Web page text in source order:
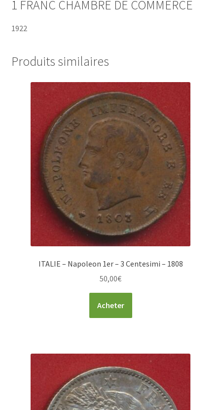
1 FRANC CHAMBRE DE COMMERCE
1922
Produits similaires
ITALIE – Napoleon 1er – 3 Centesimi – 1808
50,00€
Acheter